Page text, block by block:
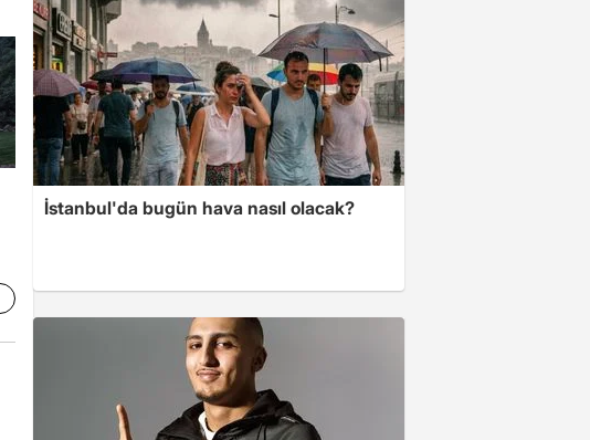
İstanbul'da bugün hava nasıl olacak?